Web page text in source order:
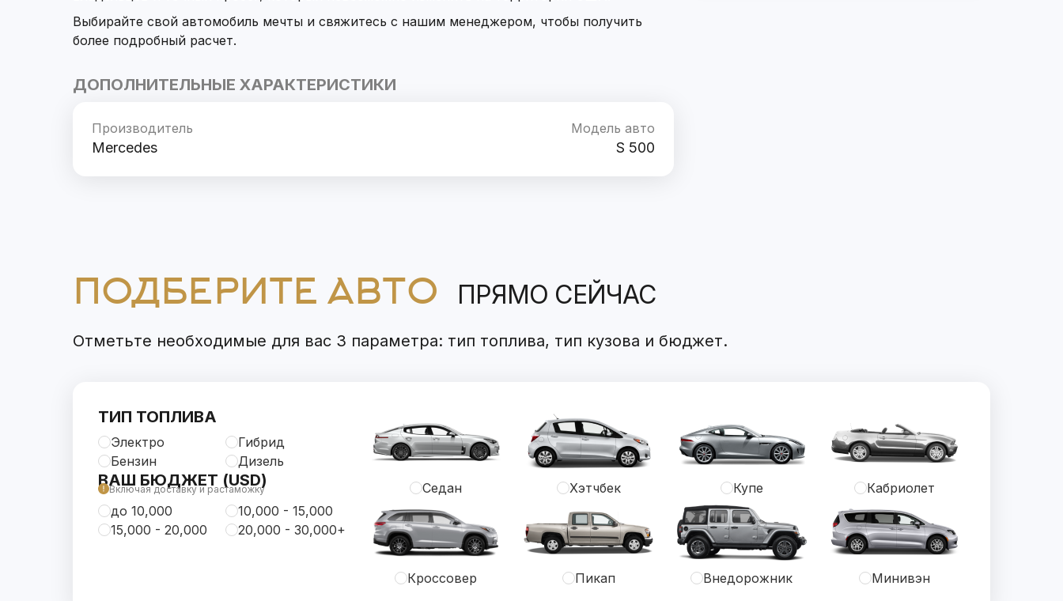
Выбирайте свой автомобиль мечты и свяжитесь с нашим менеджером, чтобы получить
более подробный расчет.
ДОПОЛНИТЕЛЬНЫЕ ХАРАКТЕРИСТИКИ
Производитель
Mercedes
Модель авто
S 500
ПОДБЕРИТЕ АВТО ПРЯМО СЕЙЧАС
Отметьте необходимые для вас 3 параметра: тип топлива, тип кузова и бюджет.
ТИП ТОПЛИВА
Электро
Гибрид
Бензин
Дизель
ВАШ БЮДЖЕТ (USD)
Включая доставку и растаможку
до 10,000
10,000 - 15,000
15,000 - 20,000
20,000 - 30,000+
Седан Хэтчбек Купе Кабриолет
Кроссовер Пикап Внедорожник Минивэн